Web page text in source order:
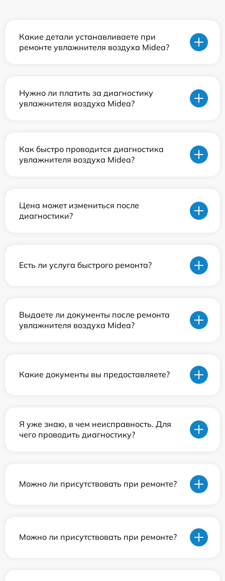
Какие детали устанавливаете при
ремонте увлажнителя воздуха Midea?
Нужно ли платить за диагностику
увлажнителя воздуха Midea?
Как быстро проводится диагностика
увлажнителя воздуха Midea?
Цена может измениться после
диагностики?
Есть ли услуга быстрого ремонта?
Выдаете ли документы после ремонта
увлажнителя воздуха Midea?
Какие документы вы предоставляете?
Я уже знаю, в чем неисправность. Для
чего проводить диагностику?
Можно ли присутствовать при ремонте?
Можно ли присутствовать при ремонте?